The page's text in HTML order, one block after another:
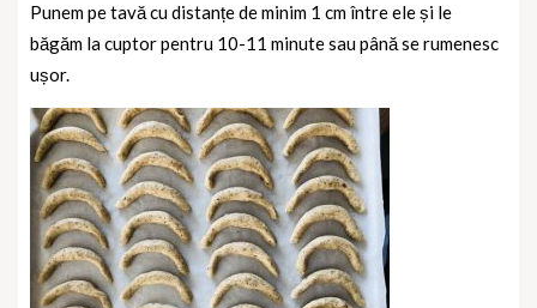
Punem pe tavă cu distanțe de minim 1 cm între ele și le
băgăm la cuptor pentru 10-11 minute sau până se rumenesc
ușor.